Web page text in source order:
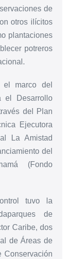
de
otros ilícitos
plantaciones
potreros
marco del
el Desarrollo
del Plan
Ejecutora
La Amistad
del
(Fondo
tuvo la
de
Caribe, dos
de Áreas de
Conservación